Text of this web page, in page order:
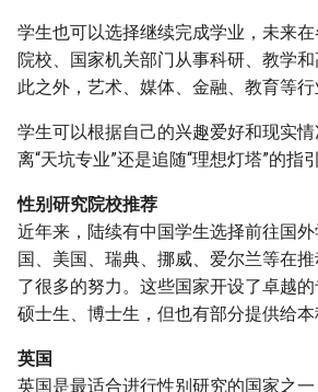
学生也可以选择继续完成学业，未来
院校、国家机关部门从事科研、教学
此之外，艺术、媒体、金融、教育等行
学生可以根据自己的兴趣爱好和现实
离“天坑专业”还是追随“理想灯塔”的指
性别研究院校推荐
近年来，陆续有中国学生选择前往国
国、美国、瑞典、挪威、爱尔兰等在
了很多的努力。这些国家开设了卓越
硕士生、博士生，但也有部分提供给本
英国
英国是最适合进行性别研究的国家之